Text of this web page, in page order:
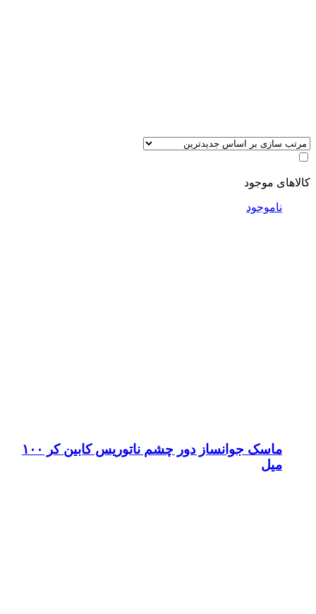
کالاهای موجود
ناموجود
ماسک جوانساز دور چشم ناتوریس کابین کر ۱۰۰
میل